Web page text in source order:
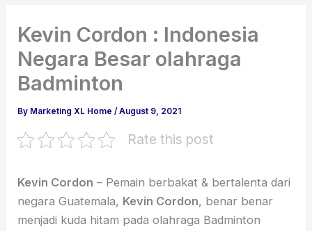
Kevin Cordon : Indonesia
Negara Besar olahraga
Badminton
By Marketing XL Home/August 9, 2021
Rate this post
Kevin Cordon – Pemain berbakat & bertalenta dari
negara Guatemala, Kevin Cordon, benar benar
menjadi kuda hitam pada olahraga Badminton